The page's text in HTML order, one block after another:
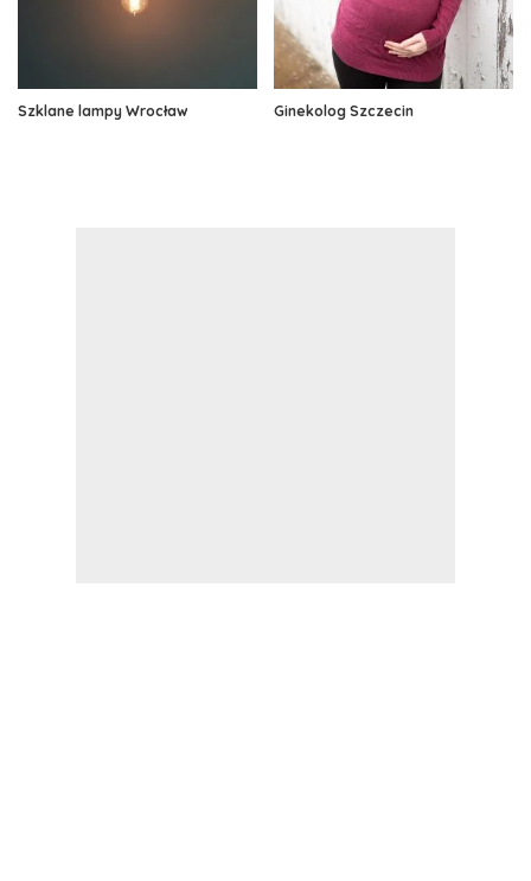
Szklane lampy Wrocław Ginekolog Szczecin